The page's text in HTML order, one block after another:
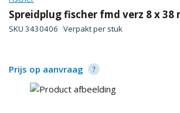
Spreidplug fischer fmd verz 8 x 38
SKU 3430406 Verpakt per stuk
Prijs op aanvraag